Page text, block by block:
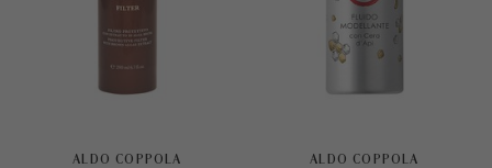
ALDO COPPOLA ALDO COPPOLA